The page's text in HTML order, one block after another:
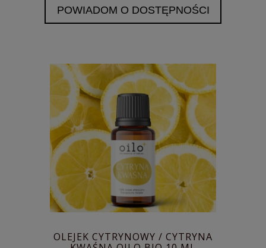
POWIADOM O DOSTĘPNOŚCI
OLEJEK CYTRYNOWY / CYTRYNA